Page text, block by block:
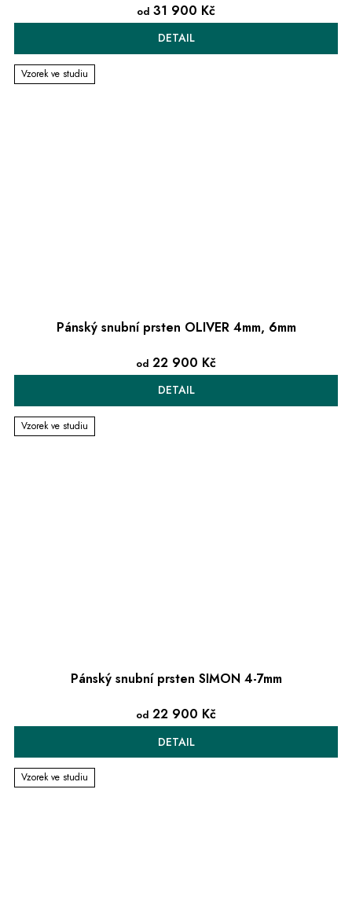
od 31 900 Kč
DETAIL
Vzorek ve studiu
Pánský snubní prsten OLIVER 4mm, 6mm
od 22 900 Kč
DETAIL
Vzorek ve studiu
Pánský snubní prsten SIMON 4-7mm
od 22 900 Kč
DETAIL
Vzorek ve studiu